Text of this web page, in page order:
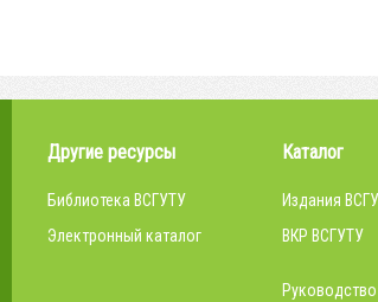
Другие ресурсы
Библиотека ВСГУТУ
Электронный каталог
Каталог
Издания
ВКР ВСГУТУ